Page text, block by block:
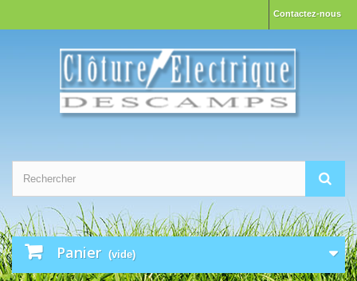
Contactez-nous
Panier (vide)